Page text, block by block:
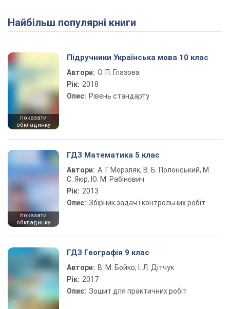
Найбільш популярні книги
показати
обкладинку
Підручники Українська мова 10 клас
Автори: О. П. Глазова
Рік: 2018
Опис: Рівень стандарту
показати
обкладинку
ГДЗ Математика 5 клас
Автори: А. Г. Мерзляк, В. Б. Полонський, М.
С. Якір, Ю. М. Рабінович
Рік: 2013
Опис: Збірник задач і контрольних робіт
ГДЗ Географія 9 клас
Автори: В. М. Бойко, І. Л. Дітчук
Рік: 2017
Опис: Зошит для практичних робіт